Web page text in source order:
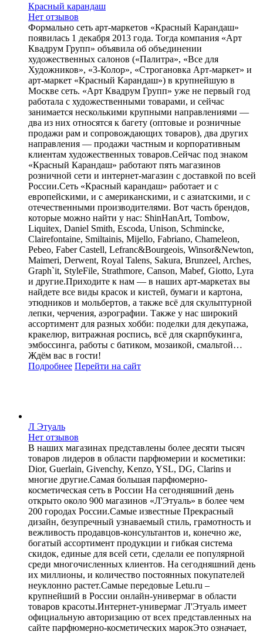
Красный карандаш
Нет отзывов
Формально сеть арт-маркетов «Красный Карандаш»
появилась 1 декабря 2013 года. Тогда компания «Арт
Квадрум Групп» объявила об объединении
художественных салонов («Палитра», «Все для
Художников», «3-Колор», «Строгановка Арт-маркет» и
арт-маркет «Красный Карандаш») в крупнейшую в
Москве сеть. «Арт Квадрум Групп» уже не первый год
работала с художественными товарами, и сейчас
занимается несколькими крупными направлениями —
два из них относятся к багету (оптовые и розничные
продажи рам и сопровождающих товаров), два других
направления — продажи частным и корпоративным
клиентам художественных товаров.Сейчас под знаком
«Красный Карандаш» работают пять магазинов
розничной сети и интернет-магазин с доставкой по всей
России.Сеть «Красный карандаш» работает и с
европейскими, и с американскими, и с азиатскими, и с
отечественными производителями. Вот часть брендов,
которые можно найти у нас: ShinHanArt, Tombow,
Liquitex, Daniel Smith, Escoda, Unison, Schmincke,
Clairefontaine, Smiltainis, Mijello, Fabriano, Chameleon,
Pebeo, Faber Castell, Lefranc&Bourgeois, Winsor&Newton,
Maimeri, Derwent, Royal Talens, Sakura, Brunzeel, Arches,
Graph`it, StyleFile, Strathmore, Canson, Mabef, Giotto, Lyra
и другие.Приходите к нам — в наших арт-маркетах вы
найдете все виды красок и кистей, бумаги и картона,
этюдников и мольбертов, а также всё для скульптурной
лепки, черчения, аэрографии. Также у нас широкий
ассортимент для разных хобби: поделки для декупажа,
кракелюр, витражная роспись, всё для скарпбукинга,
эмбоссинга, работы с батиком, мозаикой, смальтой…
Ждём вас в гости!
Подробнее Перейти на сайт
Л Этуаль
Нет отзывов
В наших магазинах представлены более десяти тысяч
товаров лидеров в области парфюмерии и косметики:
Dior, Guerlain, Givenchy, Kenzo, YSL, DG, Clarins и
многие другие.Самая большая парфюмерно-
косметическая сеть в России На сегодняшний день
открыто около 900 магазинов «Л'Этуаль» в более чем
200 городах России.Самые известные Прекрасный
дизайн, безупречный узнаваемый стиль, грамотность и
вежливость продавцов-консультантов и, конечно же,
богатый ассортимент продукции и гибкая система
скидок, единые для всей сети, сделали ее популярной
среди многочисленных клиентов. На сегодняшний день
их миллионы, и количество постоянных покупателей
неуклонно растет.Самые передовые Letu.ru –
крупнейший в России онлайн-универмаг в области
товаров красоты.Интернет-универмаг Л'Этуаль имеет
официальную авторизацию от всех представленных на
сайте парфюмерно-косметических марокЭто означает,